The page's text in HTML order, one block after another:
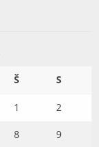
Š S
1 2
8 9